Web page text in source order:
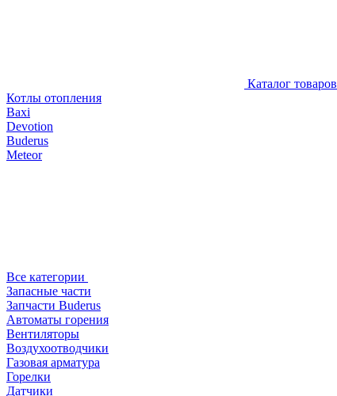
Каталог товаров
Котлы отопления
Baxi
Devotion
Buderus
Meteor
Все категории
Запасные части
Запчасти Buderus
Автоматы горения
Вентиляторы
Воздухоотводчики
Газовая арматура
Горелки
Датчики